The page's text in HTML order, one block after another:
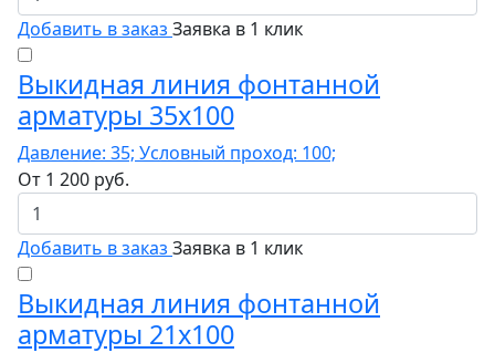
Добавить в заказ Заявка в 1 клик
Выкидная линия фонтанной
арматуры 35x100
Давление: 35; Условный проход: 100;
От 1 200 руб.
Добавить в заказ Заявка в 1 клик
Выкидная линия фонтанной
арматуры 21x100